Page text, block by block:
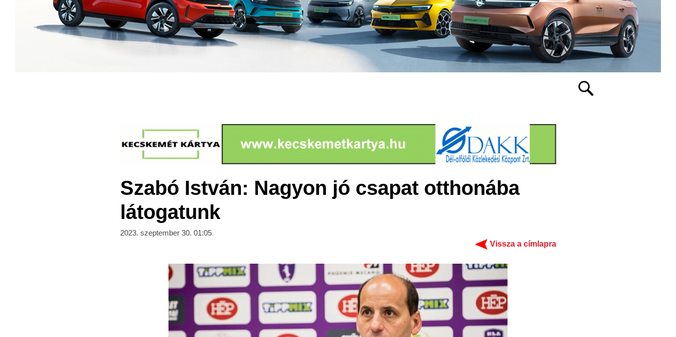
Szabó István: Nagyon jó csapat otthonába
látogatunk
2023. szeptember 30. 01:05
Vissza a címlapra